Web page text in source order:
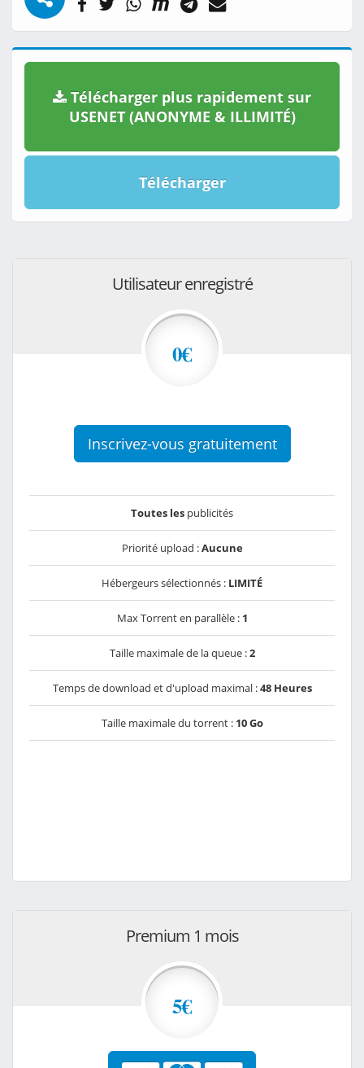
Télécharger plus rapidement sur
USENET (ANONYME & ILLIMITÉ)
Télécharger
Utilisateur enregistré
0€
Inscrivez-vous gratuitement
Toutes les publicités
Priorité upload :Aucune
Hébergeurs sélectionnés : LIMITÉ
Max Torrent en parallèle : 1
Taille maximale de la queue :2
Temps de download et d'upload maximal :48 Heures
Taille maximale du torrent : 10 Go
Premium 1 mois
5€